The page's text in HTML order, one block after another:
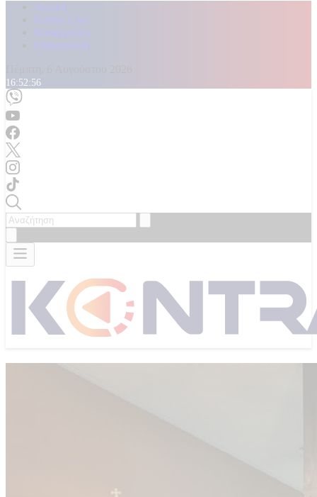
Αρχική
Kontra Live
Καταγγελίες
Επικοινωνία
16:52:59